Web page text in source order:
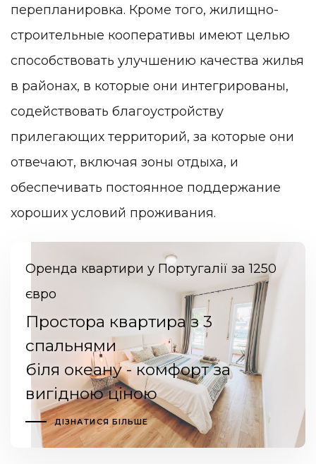
перепланировка. Кроме того, жилищно-
строительные кооперативы имеют целью
способствовать улучшению качества жилья
в районах, в которые они интегрированы,
содействовать благоустройству
прилегающих территорий, за которые они
отвечают, включая зоны отдыха, и
обеспечивать постоянное поддержание
хороших условий проживания.
Оренда квартири у Португалії за 1250
євро
Простора квартира з 3
спальнями
біля океану - комфорт за
вигідною ціною
ДІЗНАТИСЯ БІЛЬШЕ